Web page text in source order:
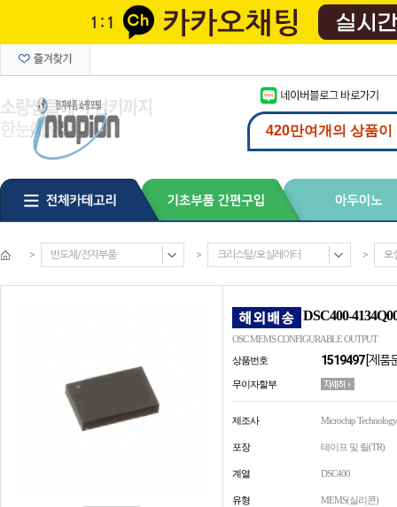
> 반도체/전자부품 > 크리스탈/오실레이터 > 오
DSC400-
OSC MEMS CONFIGURABLE OUTPUT
상품번호
1519497[제품
무이자할부
제조사 Microchip Technology
포장 테이프 및 릴(TR)
계열 DSC400
유형 MEMS(실리콘)